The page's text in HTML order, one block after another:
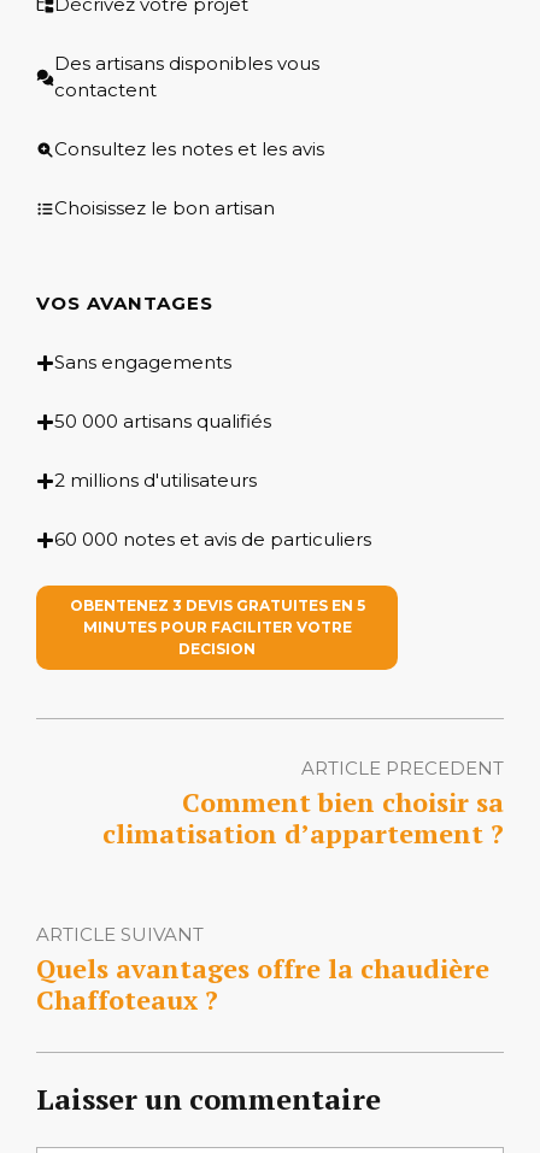
Décrivez votre projet
Des artisans disponibles vous
contactent
Consultez les notes et les avis
Choisissez le bon artisan
VOS AVANTAGES
Sans engagements
50 000 artisans qualifiés
2 millions d'utilisateurs
60 000 notes et avis de particuliers
OBENTENEZ 3 DEVIS GRATUITES EN 5
MINUTES POUR FACILITER VOTRE
DECISION
ARTICLE PRECEDENT
Comment bien choisir sa
climatisation d’appartement ?
ARTICLE SUIVANT
Quels avantages offre la chaudière
Chaffoteaux ?
Laisser un commentaire